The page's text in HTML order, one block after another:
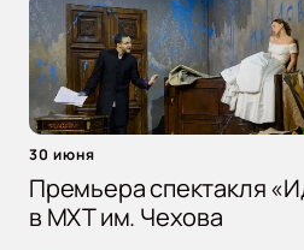
30 июня
Премьера спектакля
в МХТ им. Чехова